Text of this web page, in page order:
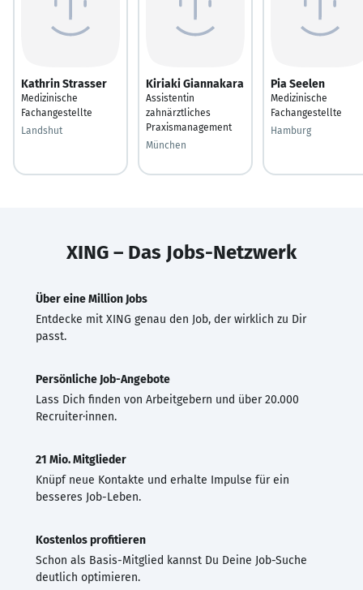
Kathrin Strasser
Medizinische
Fachangestellte
Landshut
Kiriaki Giannakara
Assistentin
zahnärztliches
Praxismanagement
München
Pia Seelen
Medizinische
Fachangestellte
Hamburg
XING – Das Jobs-Netzwerk
Über eine Million Jobs
Entdecke mit XING genau den Job, der wirklich zu Dir
passt.
Persönliche Job-Angebote
Lass Dich finden von Arbeitgebern und über 20.000
Recruiter·innen.
21 Mio. Mitglieder
Knüpf neue Kontakte und erhalte Impulse für ein
besseres Job-Leben.
Kostenlos profitieren
Schon als Basis-Mitglied kannst Du Deine Job-Suche
deutlich optimieren.